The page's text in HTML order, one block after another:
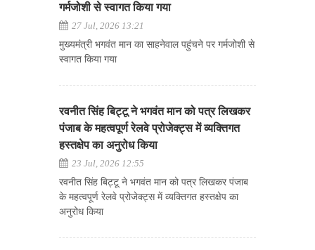
गर्मजोशी से स्वागत किया गया
27 Jul, 2026 13:21
मुख्यमंत्री भगवंत मान का साहनेवाल पहुंचने पर गर्मजोशी से
स्वागत किया गया
रवनीत सिंह बिट्टू ने भगवंत मान को पत्र लिखकर
पंजाब के महत्वपूर्ण रेलवे प्रोजेक्ट्स में व्यक्तिगत
हस्तक्षेप का अनुरोध किया
23 Jul, 2026 12:55
रवनीत सिंह बिट्टू ने भगवंत मान को पत्र लिखकर पंजाब
के महत्वपूर्ण रेलवे प्रोजेक्ट्स में व्यक्तिगत हस्तक्षेप का
अनुरोध किया